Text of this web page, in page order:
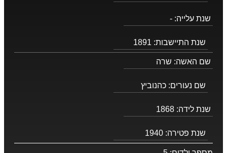
שנת עלייה: -
שנת התיישבות: 1891
שם האשה: שרה
שם נעורים: כהנוביץ
שנת לידה: 1868
שנת פטירה: 1940